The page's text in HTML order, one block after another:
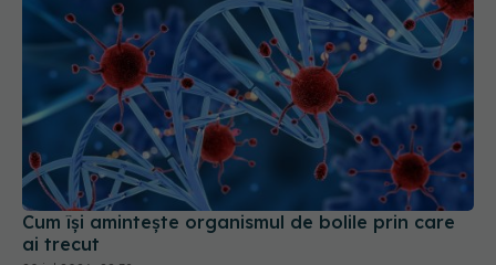
Cum își amintește organismul de bolile prin care
ai trecut
20 iul 2026, 22:38